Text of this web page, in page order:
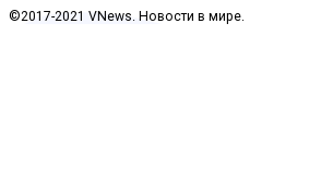
©2017-2021 VNews. Новости в мире.